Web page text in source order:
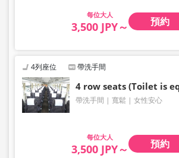
大人
3,500 JPY～ 預約
4列座位 帶洗手間
4 row seats (Toilet is
帶洗手間 寬鬆 女性安心
大人
3,500 JPY～ 預約